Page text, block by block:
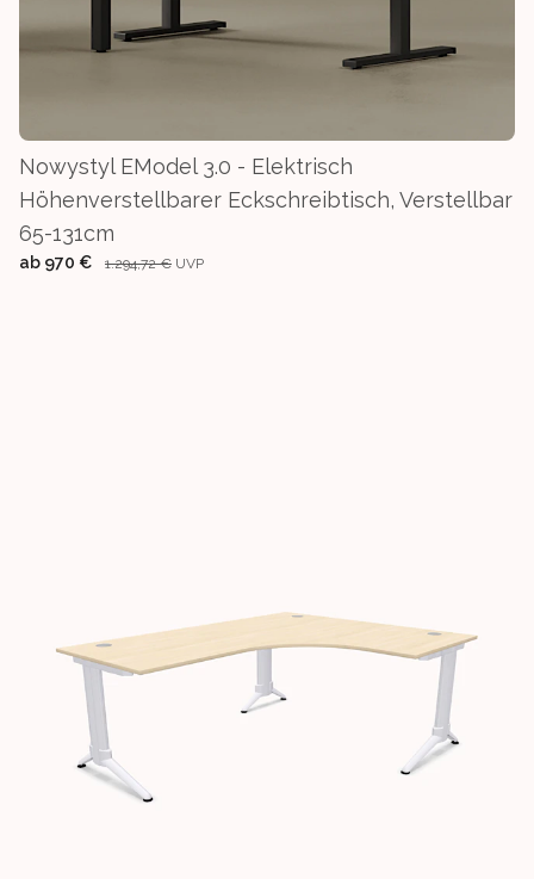
Nowystyl EModel 3.0 - Elektrisch
Höhenverstellbarer Eckschreibtisch, Verstellbar
65-131cm
ab 970 € 1.294,72 € UVP